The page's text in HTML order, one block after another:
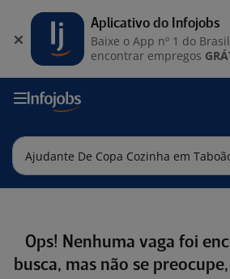
Ops! Nenhuma vaga foi
busca, mas não se
Aplicativo do Infojobs
Baixe o App nº 1 do
encontrar empregos